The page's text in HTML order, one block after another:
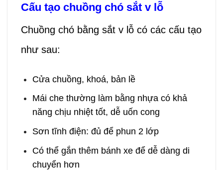
Cấu tạo chuồng chó sắt v lỗ
Chuồng chó bằng sắt v lỗ có các cấu tạo
như sau:
Cửa chuồng, khoá, bản lề
Mái che thường làm bằng nhựa có khả
năng chịu nhiệt tốt, dễ uốn cong
Sơn tĩnh điện: đủ để phun 2 lớp
Có thể gắn thêm bánh xe để dễ dàng di
chuyển hơn